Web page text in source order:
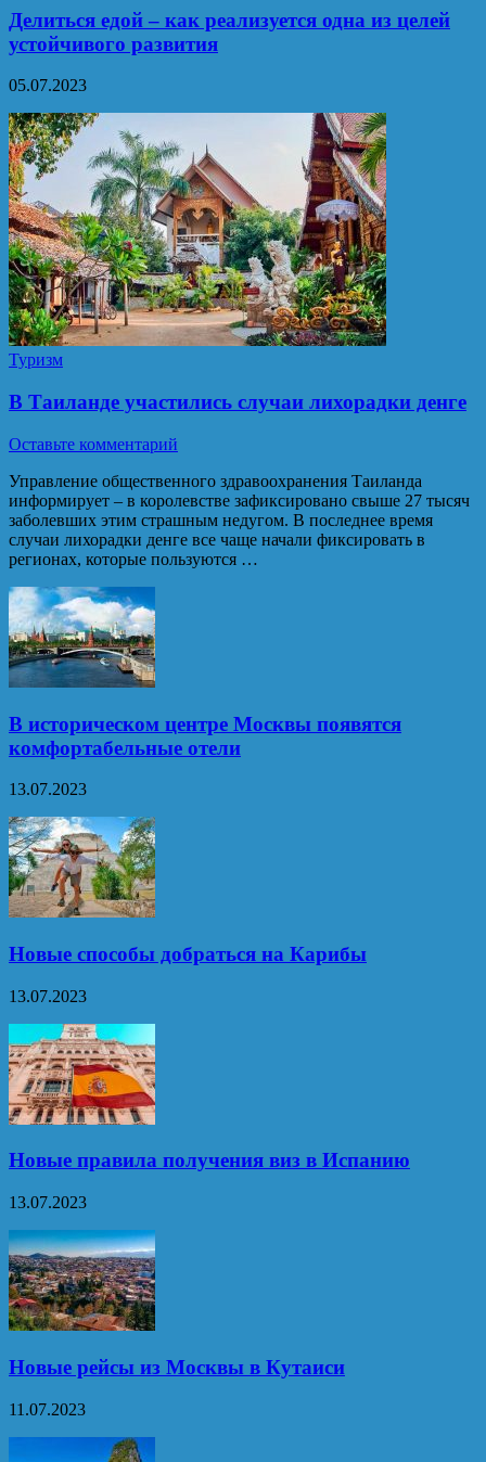
Делиться едой – как реализуется одна из целей
устойчивого развития
05.07.2023
Туризм
В Таиланде участились случаи лихорадки денге
Оставьте комментарий
Управление общественного здравоохранения Таиланда
информирует – в королевстве зафиксировано свыше 27 тысяч
заболевших этим страшным недугом. В последнее время
случаи лихорадки денге все чаще начали фиксировать в
регионах, которые пользуются …
В историческом центре Москвы появятся
комфортабельные отели
13.07.2023
Новые способы добраться на Карибы
13.07.2023
Новые правила получения виз в Испанию
13.07.2023
Новые рейсы из Москвы в Кутаиси
11.07.2023